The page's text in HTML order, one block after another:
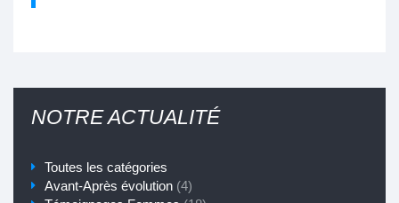
NOTRE ACTUALITÉ
Toutes les catégories
Avant-Après évolution (4)